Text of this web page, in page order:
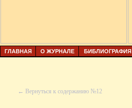
ГЛАВНАЯ О ЖУРНАЛЕ БИБЛИОГРАФИЯ
← Вернуться к содержанию №12